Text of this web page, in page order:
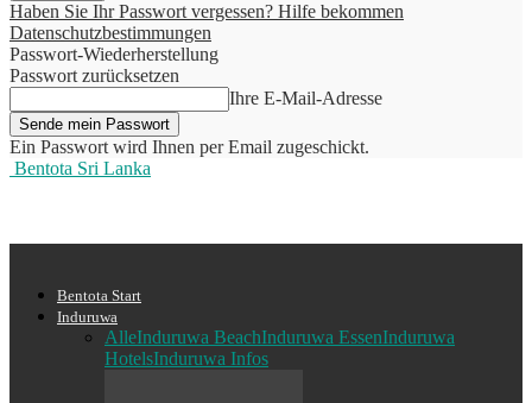
Haben Sie Ihr Passwort vergessen? Hilfe bekommen
Datenschutzbestimmungen
Passwort-Wiederherstellung
Passwort zurücksetzen
Ihre E-Mail-Adresse
Ein Passwort wird Ihnen per Email zugeschickt.
Bentota Sri Lanka
Bentota Start
Induruwa
AlleInduruwa BeachInduruwa EssenInduruwa
HotelsInduruwa Infos